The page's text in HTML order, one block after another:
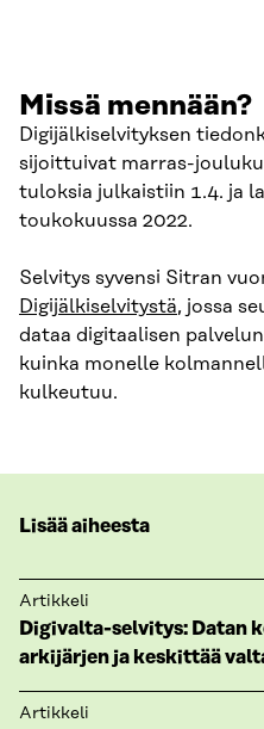
Missä mennään?
Digijälkiselvityksen
sijoittuivat marras-
tuloksia julkaistiin 1.4. ja
toukokuussa 2022.
Selvitys syvensi Sitran
Digijälkiselvitystä, jossa
dataa digitaalisen
kuinka monelle
kulkeutuu.
Lisää aiheesta
Artikkeli
Digivalta-selvitys: Datan
arkijärjen ja keskittää
Artikkeli